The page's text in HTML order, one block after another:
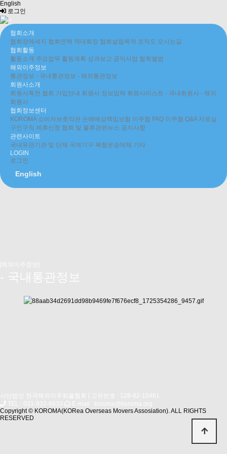
English
로그인
협회소개
협회장메세지 협회연혁 역대회장 협회설립목적 조직도 오시는길
협회활동
활동소개 주요업무 활동계획 성과보고 공익사업 협회앨범
해외이주정보
통관정보 - 국내통관정보 - 해외통관정보
회원사소개
회원사특전 협회 가입안내 회원사 정보입력 회원사리스트 - 국내회원사 - 해외
회원사
협회정보센터
KOROMA 소비자보호약관 손해배상책임보험 이주협 FAQ 이주협 Q&A 자료실
구인구직 제휴신청 협회 및 물류관련뉴스 공지사항
관련사이트
국내유관기관 및 단체 국제기구 복합운송매체 기타
LOGIN
로그인
English
- 국내통관정보
사단법인 한국해외이주화물협회 | 고유번호 : 128-82-10461
TEL : 031-932-6633
E-mail : koroma@koroma.org
Copyright © KOROMA(KORea Overseas Movers Assosiation). ALL RIGHTS
RESERVED